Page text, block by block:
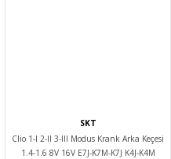
SKT
Clio 1-I 2-II 3-III Modus Krank Arka Keçesi
1.4-1.6 8V 16V E7J-K7M-K7J K4J-K4M